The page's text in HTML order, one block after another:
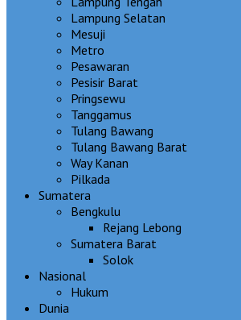
Lampung Selatan
Mesuji
Metro
Pesawaran
Pesisir Barat
Pringsewu
Tanggamus
Tulang Bawang
Tulang Bawang Barat
Way Kanan
Pilkada
Sumatera
Bengkulu
Rejang Lebong
Sumatera Barat
Solok
Nasional
Hukum
Dunia